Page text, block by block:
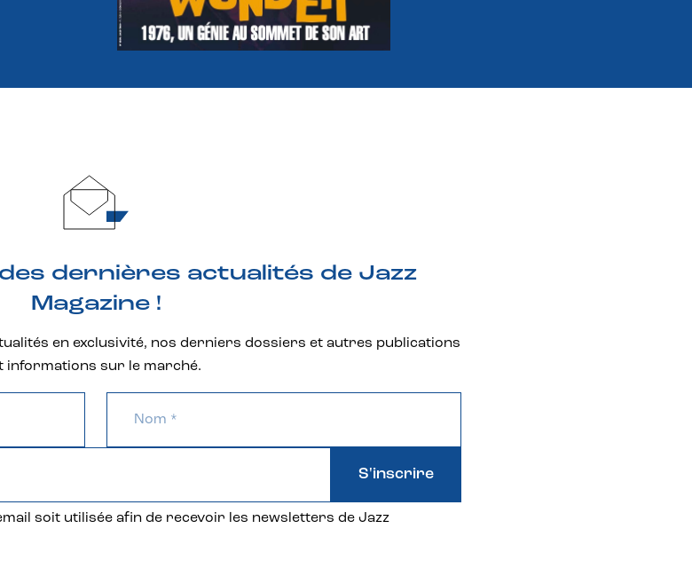
dernières actualités de Jazz
Magazine !
en exclusivité, nos derniers dossiers et autres publications
informations sur le marché.
soit utilisée afin de recevoir les newsletters de Jazz
S'inscrire